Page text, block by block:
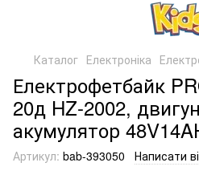
Каталог Електроніка
Електрофетбайк
20д HZ-2002,
акумулятор
Артикул: bab-393050 Написати